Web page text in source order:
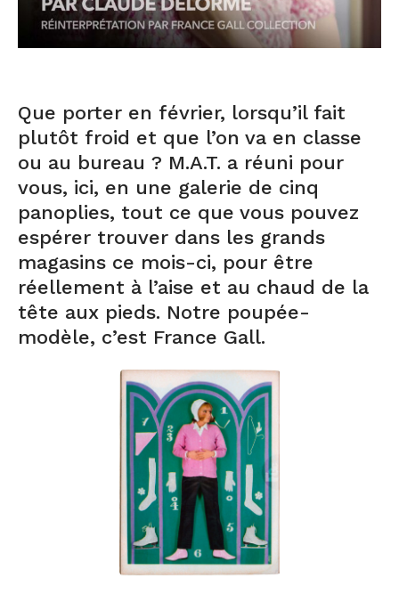
Que porter en février, lorsqu’il fait
plutôt froid et que l’on va en classe
ou au bureau ? M.A.T. a réuni pour
vous, ici, en une galerie de cinq
panoplies, tout ce que vous pouvez
espérer trouver dans les grands
magasins ce mois-ci, pour être
réellement à l’aise et au chaud de la
tête aux pieds. Notre poupée-
modèle, c’est France Gall.